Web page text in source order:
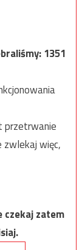
1351
przetrwanie
zwlekaj więc,
czekaj zatem